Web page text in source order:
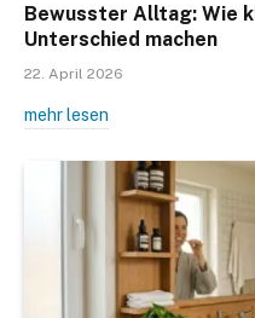
Bewusster Alltag: Wie
Unterschied machen
22. April 2026
mehr lesen